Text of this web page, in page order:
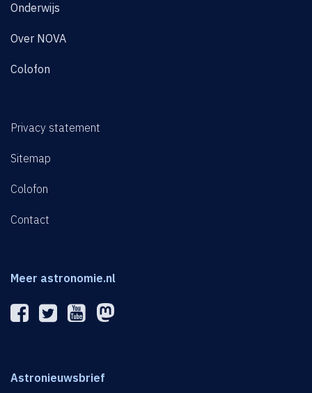
Onderwijs
Over NOVA
Colofon
Privacy statement
Sitemap
Colofon
Contact
Meer astronomie.nl
Astronieuwsbrief